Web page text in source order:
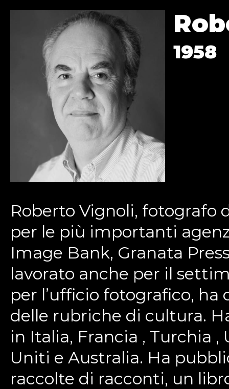
1958
Roberto Vignoli, fotografo
per le più importanti
Image Bank, Granata
lavorato anche per il
per l’ufficio fotografico,
delle rubriche di cultura.
in Italia, Francia , Turchia
Uniti e Australia. Ha
raccolte di racconti, un